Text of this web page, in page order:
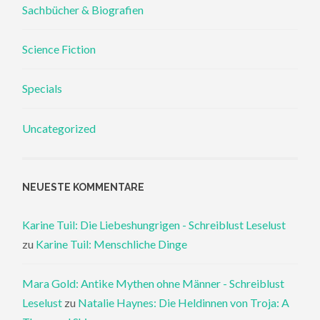
Sachbücher & Biografien
Science Fiction
Specials
Uncategorized
NEUESTE KOMMENTARE
Karine Tuil: Die Liebeshungrigen - Schreiblust Leselust
zu Karine Tuil: Menschliche Dinge
Mara Gold: Antike Mythen ohne Männer - Schreiblust
Leselust zu Natalie Haynes: Die Heldinnen von Troja: A